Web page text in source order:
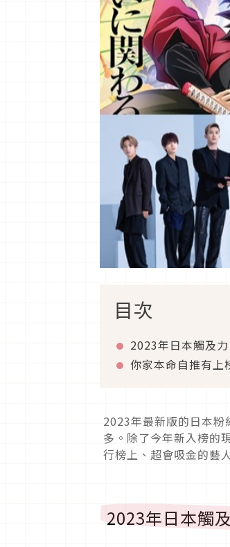
目次
2023年日本觸及
你家本命自推有上
2023年最新版的日本粉
多。除了今年新入榜的
行榜上、超會吸金的藝
2023年日本觸